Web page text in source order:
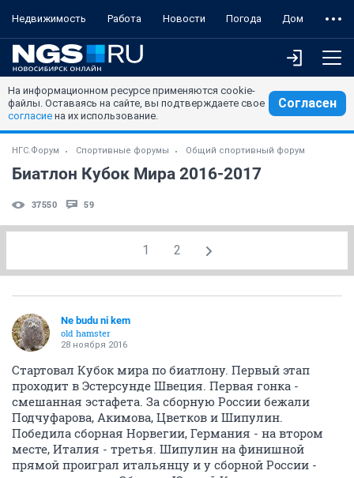
Недвижимость Работа Новости Погода Дом
На информационном ресурсе применяются cookie-
файлы. Оставаясь на сайте, вы подтверждаете свое
согласие на их использование.
Согласен
НГС.Форум Спортивные форумы Общий спортивный форум
Биатлон Кубок Мира 2016-2017
37550 59
1 2
Ne budu ni kem
old hamster
28 ноября 2016
Стартовал Кубок мира по биатлону. Первый этап
проходит в Эстерсунде Швеция. Первая гонка -
смешанная эстафета. За сборную России бежали
Подчуфарова, Акимова, Цветков и Шипулин.
Победила сборная Норвегии, Германия - на втором
месте, Италия - третья. Шипулин на финишной
прямой проиграл итальянцу и у сборной России -